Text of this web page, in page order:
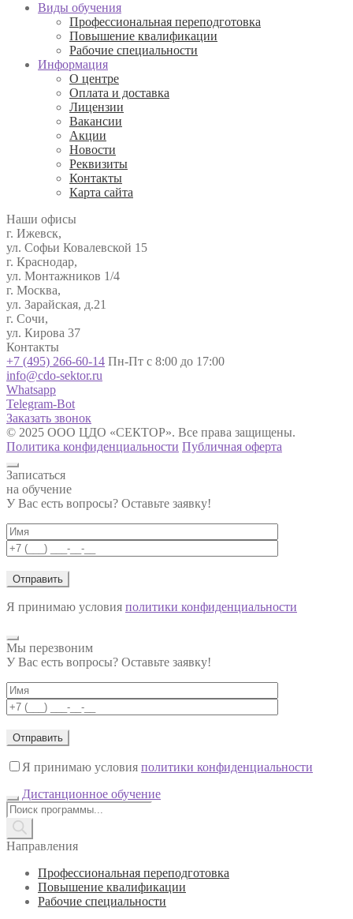
Виды обучения
Профессиональная переподготовка
Повышение квалификации
Рабочие специальности
Информация
О центре
Оплата и доставка
Лицензии
Вакансии
Акции
Новости
Реквизиты
Контакты
Карта сайта
Наши офисы
г. Ижевск,
ул. Софьи Ковалевской 15
г. Краснодар,
ул. Монтажников 1/4
г. Москва,
ул. Зарайская, д.21
г. Сочи,
ул. Кирова 37
Контакты
+7 (495) 266-60-14 Пн-Пт с 8:00 до 17:00
info@cdo-sektor.ru
Whatsapp
Telegram-Bot
Заказать звонок
© 2025 ООО ЦДО «СЕКТОР». Все права защищены.
Политика конфиденциальности Публичная оферта
Записаться
на обучение
У Вас есть вопросы? Оставьте заявку!
Я принимаю условия политики конфиденциальности
Мы перезвоним
У Вас есть вопросы? Оставьте заявку!
Я принимаю условия политики конфиденциальности
Дистанционное обучение
Поиск
товаров
Направления
Профессиональная переподготовка
Повышение квалификации
Рабочие специальности